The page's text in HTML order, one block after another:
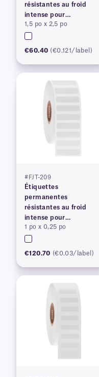
résistantes au froid
intense pour
imprimantes à transfert
thermique
1,5 po x 2,5 po
€60.40 (€0.121/label)
#FJT-209
Étiquettes
permanentes
résistantes au froid
intense pour
imprimantes à transfert
thermique
1 po x 0,25 po
€120.70 (€0.03/label)